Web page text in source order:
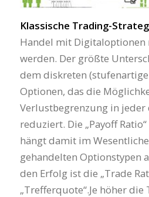
Klassische Trading-
Handel mit Digitaloptionen
werden. Der größte
dem diskreten
Optionen, das die
Verlustbegrenzung in jeder
reduziert. Die „Payoff
hängt damit im
gehandelten Optionstypen
den Erfolg ist die „Trade
„Trefferquote“.Je höher